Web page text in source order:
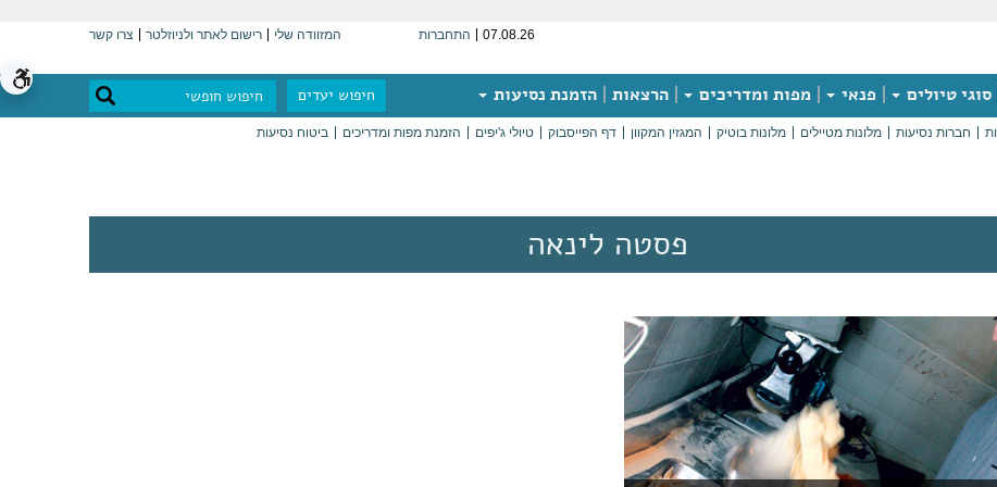
07.08.26 התחברות המזוודה שלי רישום לאתר ולניוזלטר צרו קשר
סוגי טיולים פנאי מפות ומדריכים הרצאות הזמנת נסיעות חיפוש יעדים
חברות נסיעות מלונות מטיילים מלונות בוטיק המגזין המקוון דף הפייסבוק טיולי ג'יפים הזמנת מפות ומדריכים ביטוח נסיעות
פסטה לינאה